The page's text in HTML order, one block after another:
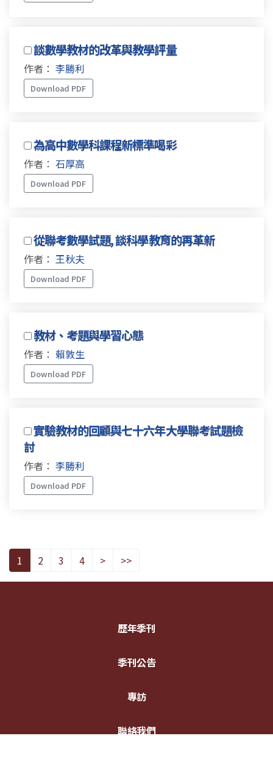
談數學教材的改革與教學評量
作者： 李勝利
Download PDF
為高中數學科課程新標準喝彩
作者： 石厚高
Download PDF
從聯考數學試題, 談科學教育的再革新
作者： 王秋夫
Download PDF
教材、考題與學習心態
作者： 賴敦生
Download PDF
實驗教材的回顧與七十六年大學聯考試題檢
討
作者： 李勝利
Download PDF
1 2 3 4 > >>
歷年季刊
季刊公告
專訪
聯絡我們